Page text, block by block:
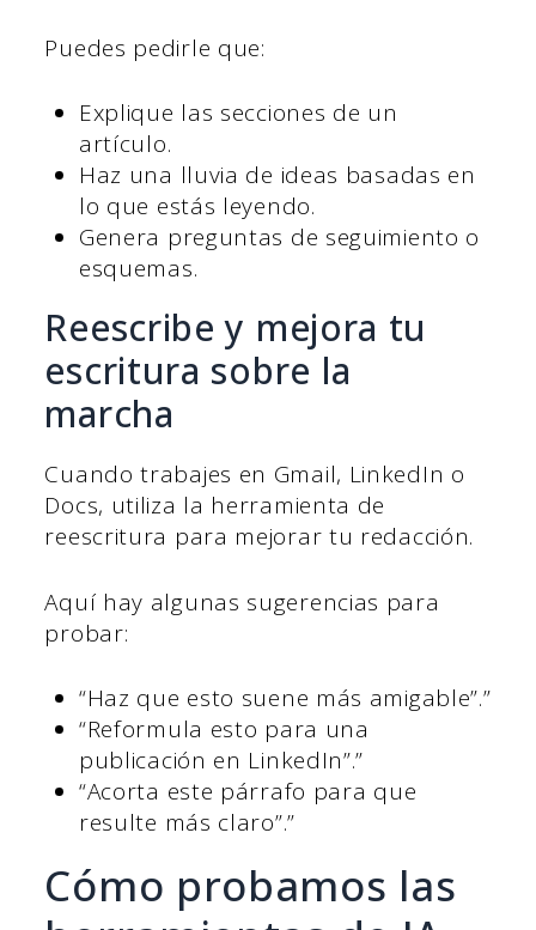
Puedes pedirle que:
Explique las secciones de un
artículo.
Haz una lluvia de ideas basadas en
lo que estás leyendo.
Genera preguntas de seguimiento o
esquemas.
Reescribe y mejora tu
escritura sobre la
marcha
Cuando trabajes en Gmail, LinkedIn o
Docs, utiliza la herramienta de
reescritura para mejorar tu redacción.
Aquí hay algunas sugerencias para
probar:
“Haz que esto suene más amigable”.”
“Reformula esto para una
publicación en LinkedIn”.”
“Acorta este párrafo para que
resulte más claro”.”
Cómo probamos las